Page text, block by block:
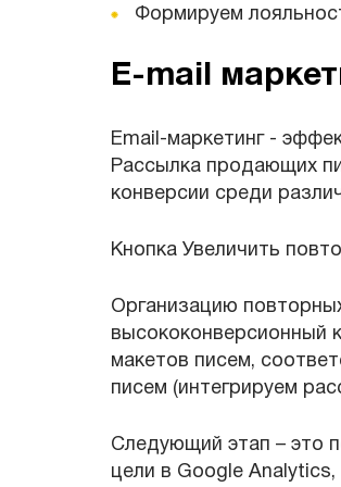
Формируем
E-mail
Email-маркетинг -
Рассылка продающих
конверсии среди
Кнопка Увеличить
Организацию
высококонверсионный
макетов писем,
писем (интегрируем
Следующий этап – это
цели в Google